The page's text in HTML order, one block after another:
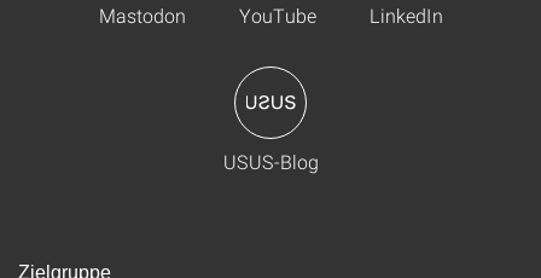
Mastodon YouTube LinkedIn
USUS-Blog
Zielgruppe